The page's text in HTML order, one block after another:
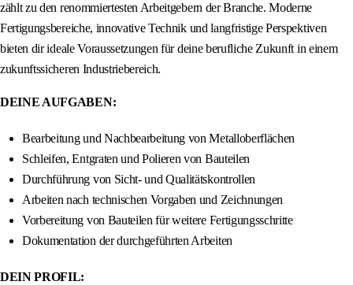
zählt zu den renommiertesten Arbeitgebern der Branche. Moderne
Fertigungsbereiche, innovative Technik und langfristige Perspektiven
bieten dir ideale Voraussetzungen für deine berufliche Zukunft in einem
zukunftssicheren Industriebereich.
DEINE AUFGABEN:
Bearbeitung und Nachbearbeitung von Metalloberflächen
Schleifen, Entgraten und Polieren von Bauteilen
Durchführung von Sicht- und Qualitätskontrollen
Arbeiten nach technischen Vorgaben und Zeichnungen
Vorbereitung von Bauteilen für weitere Fertigungsschritte
Dokumentation der durchgeführten Arbeiten
DEIN PROFIL: